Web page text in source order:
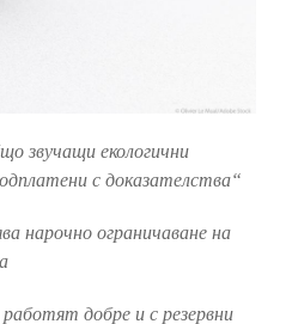
звучащи екологични
с доказателства“
нарочно ограничаване на
добре и с резервни